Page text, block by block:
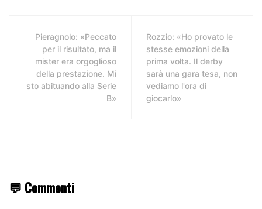
Pieragnolo: «Peccato
per il risultato, ma il
mister era orgoglioso
della prestazione. Mi
sto abituando alla Serie
B»
Rozzio: «Ho provato le
stesse emozioni della
prima volta. Il derby
sarà una gara tesa, non
vediamo l'ora di
giocarlo»
💬 Commenti